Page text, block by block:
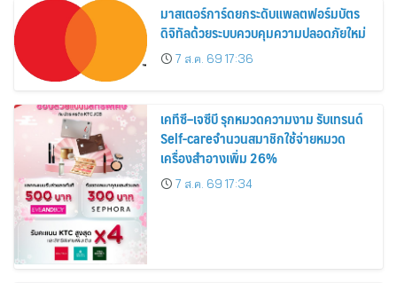
มาสเตอร์การ์ดยกระดับแพลตฟอร์มบัตร
ดิจิทัลด้วยระบบควบคุมความปลอดภัยใหม่
7 ส.ค. 69 17:36
เคทีซี–เจซีบี รุกหมวดความงาม รับเทรนด์
Self-careจำนวนสมาชิกใช้จ่ายหมวด
เครื่องสำอางเพิ่ม 26%
7 ส.ค. 69 17:34